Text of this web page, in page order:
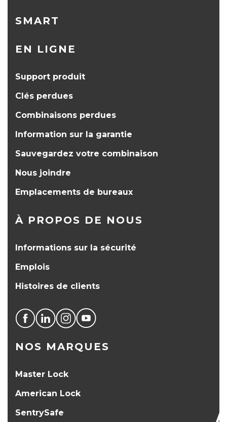
SMART
EN LIGNE
Support produit
Clés perdues
Combinaisons perdues
Information sur la garantie
Sauvegardez votre combinaison
Nous joindre
Emplacements de bureaux
À PROPOS DE NOUS
Informations sur la sécurité
Emplois
Histoires de clients
NOS MARQUES
Master Lock
American Lock
SentrySafe